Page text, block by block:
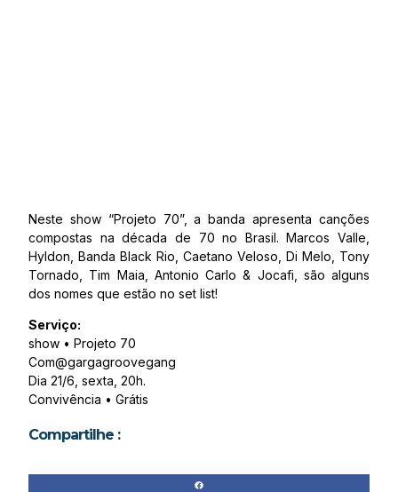
Neste show “Projeto 70”, a banda apresenta canções
compostas na década de 70 no Brasil. Marcos Valle,
Hyldon, Banda Black Rio, Caetano Veloso, Di Melo, Tony
Tornado, Tim Maia, Antonio Carlo & Jocafi, são alguns
dos nomes que estão no set list!
Serviço:
show • Projeto 70
Com@gargagroovegang
Dia 21/6, sexta, 20h.
Convivência • Grátis
Compartilhe :